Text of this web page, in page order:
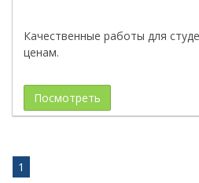
Качественные работы для
ценам.
Посмотреть
1